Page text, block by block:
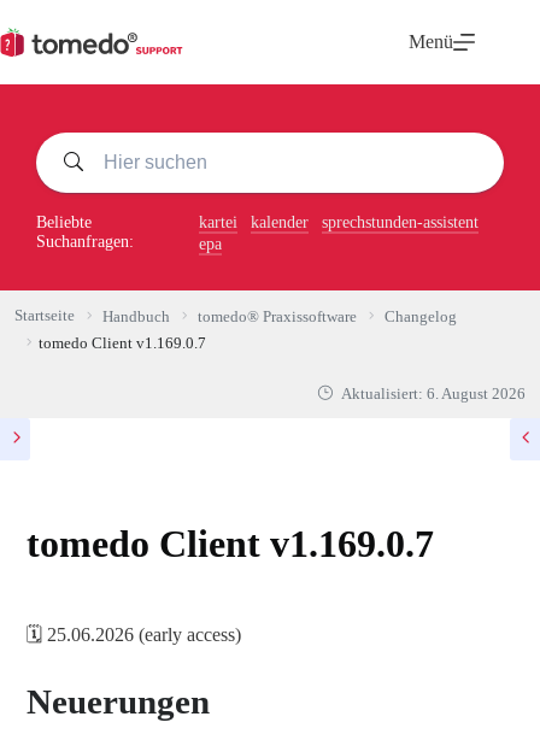
Inhalt
springen
Menü
Beliebte
Suchanfragen:
kartei kalender
sprechstunden-assistent
epa
Startseite Handbuch tomedo® Praxissoftware
Changelog
tomedo Client v1.169.0.7
Aktualisiert: 6. August 2026
tomedo Client v1.169.0.7
🗓️ 25.06.2026 (early access)
Neuerungen